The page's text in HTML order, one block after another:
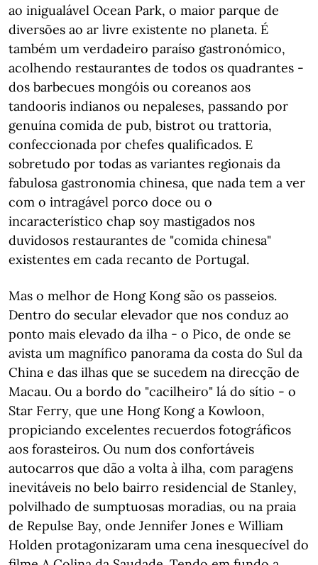
ao inigualável Ocean Park, o maior parque de
diversões ao ar livre existente no planeta. É
também um verdadeiro paraíso gastronómico,
acolhendo restaurantes de todos os quadrantes -
dos barbecues mongóis ou coreanos aos
tandooris indianos ou nepaleses, passando por
genuína comida de pub, bistrot ou trattoria,
confeccionada por chefes qualificados. E
sobretudo por todas as variantes regionais da
fabulosa gastronomia chinesa, que nada tem a ver
com o intragável porco doce ou o
incaracterístico chap soy mastigados nos
duvidosos restaurantes de "comida chinesa"
existentes em cada recanto de Portugal.
Mas o melhor de Hong Kong são os passeios.
Dentro do secular elevador que nos conduz ao
ponto mais elevado da ilha - o Pico, de onde se
avista um magnífico panorama da costa do Sul da
China e das ilhas que se sucedem na direcção de
Macau. Ou a bordo do "cacilheiro" lá do sítio - o
Star Ferry, que une Hong Kong a Kowloon,
propiciando excelentes recuerdos fotográficos
aos forasteiros. Ou num dos confortáveis
autocarros que dão a volta à ilha, com paragens
inevitáveis no belo bairro residencial de Stanley,
polvilhado de sumptuosas moradias, ou na praia
de Repulse Bay, onde Jennifer Jones e William
Holden protagonizaram uma cena inesquecível do